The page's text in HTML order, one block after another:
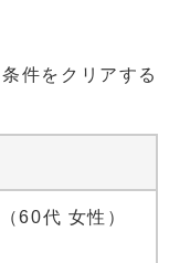
条件をクリアする
60代 女性）